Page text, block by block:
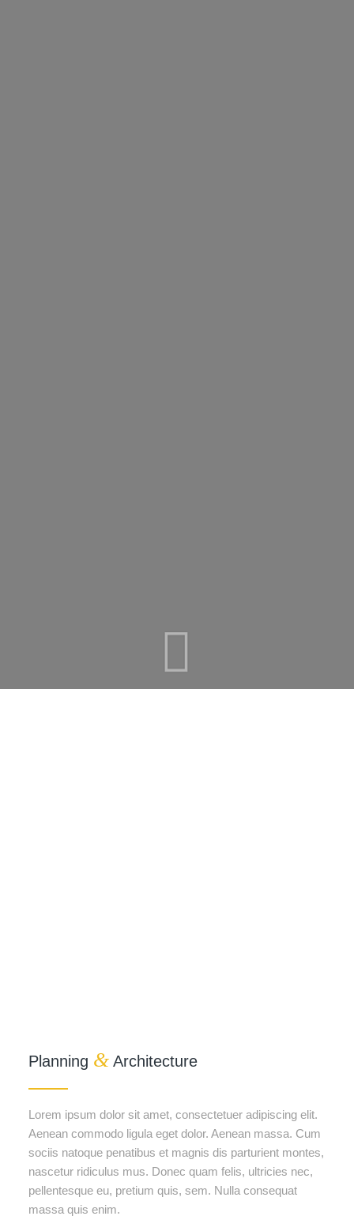
Planning &Architecture
Lorem ipsum dolor sit amet, consectetuer adipiscing elit.
Aenean commodo ligula eget dolor. Aenean massa. Cum
sociis natoque penatibus et magnis dis parturient montes,
nascetur ridiculus mus. Donec quam felis, ultricies nec,
pellentesque eu, pretium quis, sem. Nulla consequat
massa quis enim.